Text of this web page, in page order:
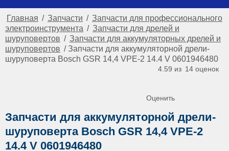
Главная / Запчасти / Запчасти для профессионального
электроинструмента / Запчасти для дрелей и
шуруповертов / Запчасти для аккумуляторных дрелей и
шуруповертов / Запчасти для аккумуляторной дрели-
шуруповерта Bosch GSR 14,4 VPE-2 14.4 V 0601946480
4.59 из 14 оценок
Оценить
Запчасти для аккумуляторной дрели-
шуруповерта Bosch GSR 14,4 VPE-2
14.4 V 0601946480